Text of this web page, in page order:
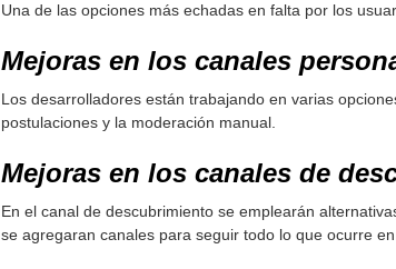
Una de las opciones más echadas en falta por los
Mejoras en los canales
Los desarrolladores están trabajando en varias
postulaciones y la moderación manual.
Mejoras en los canales de
En el canal de descubrimiento se emplearán
se agregaran canales para seguir todo lo que ocurre